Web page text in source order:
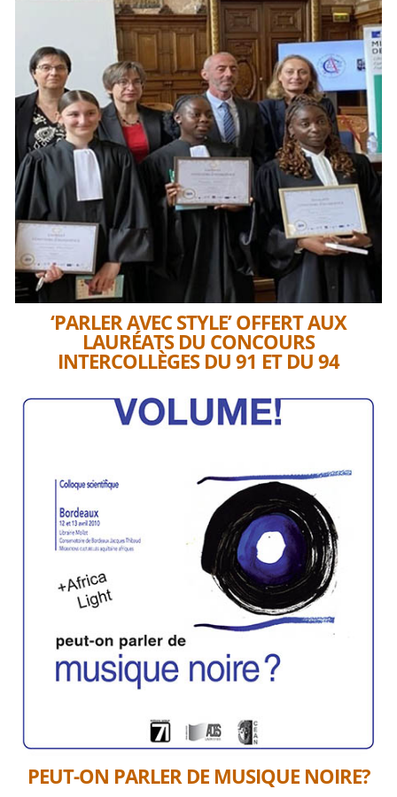
‘PARLER AVEC STYLE’ OFFERT AUX
LAURÉATS DU CONCOURS
INTERCOLLÈGES DU 91 ET DU 94
PEUT-ON PARLER DE MUSIQUE NOIRE?